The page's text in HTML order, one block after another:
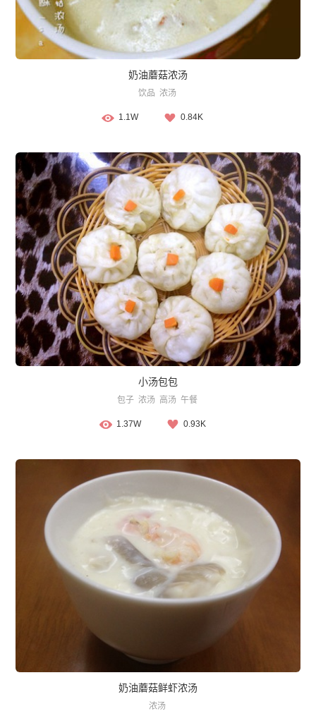
奶油蘑菇浓汤
饮品 浓汤
1.1W 0.84K
小汤包包
包子 浓汤 高汤 午餐
1.37W 0.93K
奶油蘑菇鲜虾浓汤
浓汤